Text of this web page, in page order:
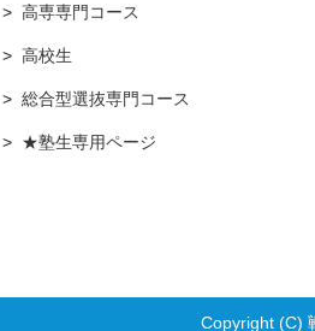
高専専門コース
高校生
総合型選抜専門コース
★塾生専用ページ
Copyright (C)